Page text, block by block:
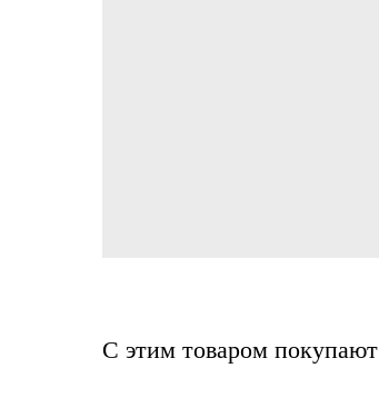
С этим товаром покупают